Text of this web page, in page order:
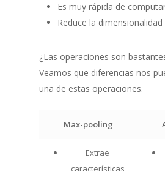
Es muy rápida de
Reduce la
¿Las operaciones son
Veamos que diferencias nos
una de estas operaciones.
Max-pooling
Extrae
características